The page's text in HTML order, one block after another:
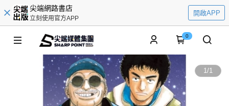
尖端網路書店
立刻使用官方APP
開啟APP
0
1/1